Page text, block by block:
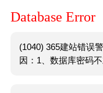
Database Error
(1040) 365建站错误
因：1、数据库密码